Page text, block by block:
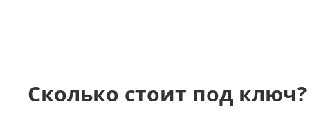
Сколько стоит под ключ?